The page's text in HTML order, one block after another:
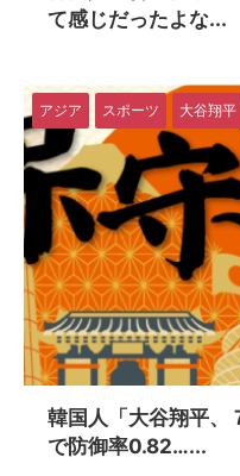
て感じだったよな...
アジア スポーツ 大谷翔平
韓国人「大谷翔平、
で防御率0.82…...